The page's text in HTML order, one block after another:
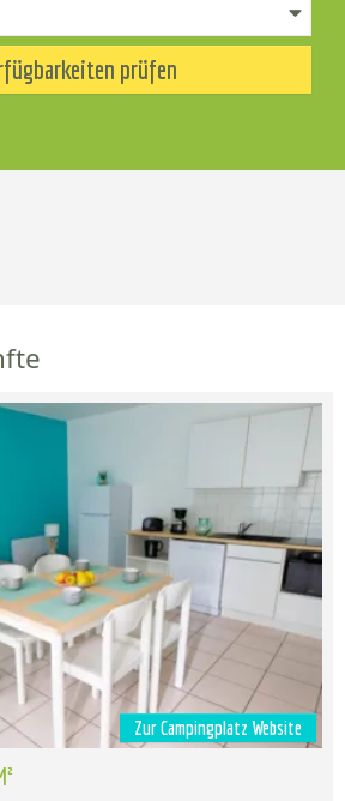
prüfen
Zur Campingplatz Website